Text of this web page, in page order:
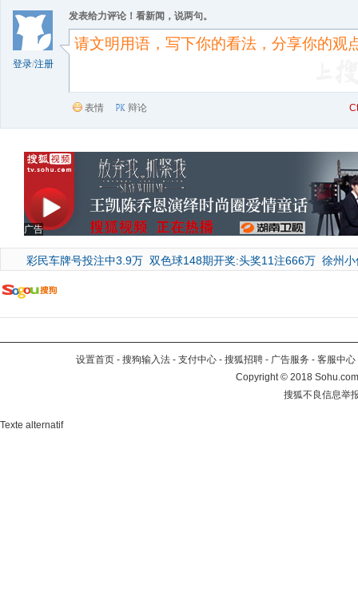
登录/注册
发表给力评论！看新闻，说两句。
表情 辩论
广告
彩民车牌号投注中3.9万 双色球148期开奖:头奖11注666万 徐州
设置首页 - 搜狗输入法 - 支付中心 - 搜狐招聘 - 广告服务 - 客服中心
Copyright©2018
搜狐不良信息举
Texte alternatif